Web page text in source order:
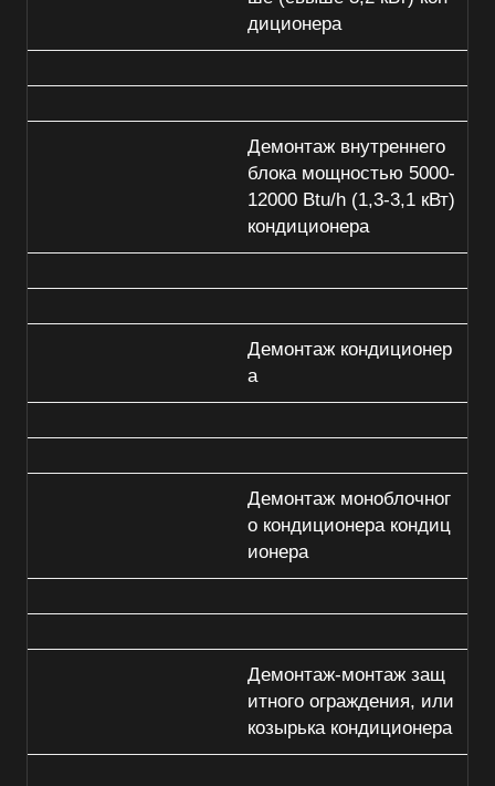
диционера
Демонтаж внутреннего
блока мощностью 5000-
12000 Btu/h (1,3-3,1 кВт)
кондиционера
Демонтаж кондиционер
а
Демонтаж моноблочног
о кондиционера кондиц
ионера
Демонтаж-монтаж защ
итного ограждения, или
козырька кондиционера